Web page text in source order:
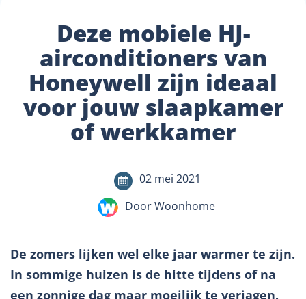
Deze mobiele HJ-
airconditioners van
Honeywell zijn ideaal
voor jouw slaapkamer
of werkkamer
02 mei 2021
Door Woonhome
De zomers lijken wel elke jaar warmer te zijn.
In sommige huizen is de hitte tijdens of na
een zonnige dag maar moeilijk te verjagen.